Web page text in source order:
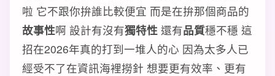
啦 它不跟你拚誰比較便宜 而是在拚那個商品的
故事性啊 設計有沒有獨特性 還有品質穩不穩 這
招在2026年真的打到一堆人的心 因為太多人已
經受不了在資訊海裡撈針 想要更有效率、更有